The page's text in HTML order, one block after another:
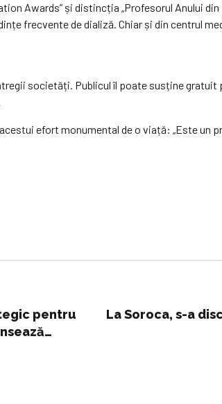
Awards” și distincția „Profesorul Anului
frecvente de dializă. Chiar și din centrul
societăți. Publicul îl poate susține
efort monumental de o viață: „Este un
pentru
La Soroca, s-a